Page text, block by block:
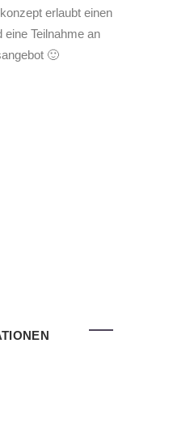
erlaubt einen
eine Teilnahme an
🙂